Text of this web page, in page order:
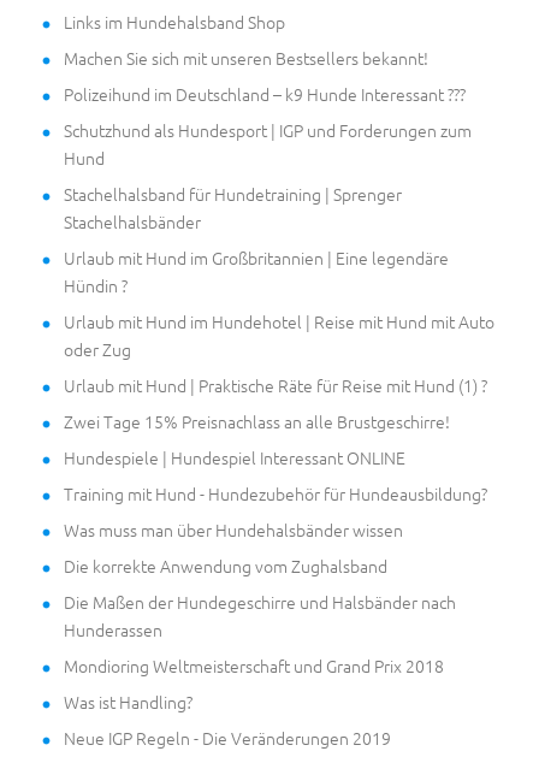
Links im Hundehalsband Shop
Machen Sie sich mit unseren Bestsellers bekannt!
Polizeihund im Deutschland – k9 Hunde Interessant ???
Schutzhund als Hundesport | IGP und Forderungen zum
Hund
Stachelhalsband für Hundetraining | Sprenger
Stachelhalsbänder
Urlaub mit Hund im Großbritannien | Eine legendäre
Hündin ?
Urlaub mit Hund im Hundehotel | Reise mit Hund mit Auto
oder Zug
Urlaub mit Hund | Praktische Räte für Reise mit Hund (1) ?
Zwei Tage 15% Preisnachlass an alle Brustgeschirre!
Hundespiele | Hundespiel Interessant ONLINE
Training mit Hund - Hundezubehör für Hundeausbildung?
Was muss man über Hundehalsbänder wissen
Die korrekte Anwendung vom Zughalsband
Die Maßen der Hundegeschirre und Halsbänder nach
Hunderassen
Mondioring Weltmeisterschaft und Grand Prix 2018
Was ist Handling?
Neue IGP Regeln - Die Veränderungen 2019